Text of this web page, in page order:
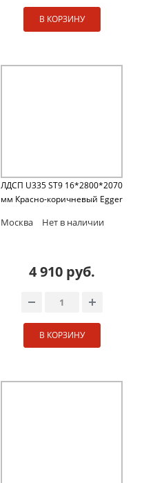
В КОРЗИНУ
ЛДСП U335 ST9 16*2800*2070
мм Красно-коричневый Egger
Москва Нет в наличии
4 910 руб.
В КОРЗИНУ